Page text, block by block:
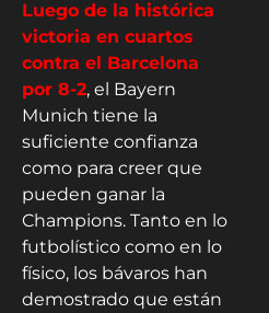
Luego de la histórica
victoria en cuartos
contra el Barcelona
por 8-2, el Bayern
Munich tiene la
suficiente confianza
como para creer que
pueden ganar la
Champions. Tanto en lo
futbolístico como en lo
físico, los bávaros han
demostrado que están